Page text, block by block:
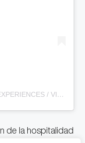
Una publicación compartida por VIP EXPERIENCES / VIAJES DEPORTIVOS DE LUJO (@vip_experiences)
de la hospitalidad